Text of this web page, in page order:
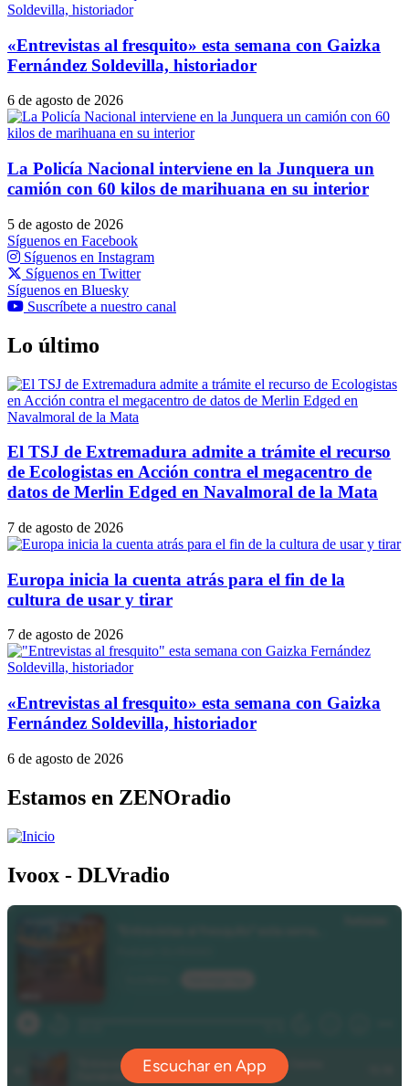
«Entrevistas al fresquito» esta semana con Gaizka
Fernández Soldevilla, historiador
6 de agosto de 2026
La Policía Nacional interviene en la Junquera un
camión con 60 kilos de marihuana en su interior
5 de agosto de 2026
Síguenos en Facebook
Síguenos en Instagram
Síguenos en Twitter
Síguenos en Bluesky
Suscríbete a nuestro canal
Lo último
El TSJ de Extremadura admite a trámite el recurso
de Ecologistas en Acción contra el megacentro de
datos de Merlin Edged en Navalmoral de la Mata
7 de agosto de 2026
Europa inicia la cuenta atrás para el fin de la
cultura de usar y tirar
7 de agosto de 2026
«Entrevistas al fresquito» esta semana con Gaizka
Fernández Soldevilla, historiador
6 de agosto de 2026
Estamos en ZENOradio
Ivoox - DLVradio